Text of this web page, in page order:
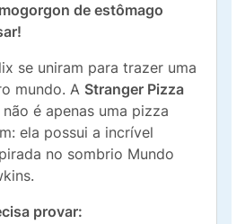
de estômago
se uniram para trazer uma
mundo. A Stranger Pizza
não é apenas uma pizza
ela possui a incrível
no sombrio Mundo
provar: